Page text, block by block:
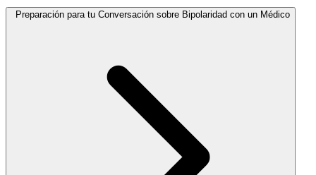
Preparación para tu Conversación sobre Bipolaridad con un Médico